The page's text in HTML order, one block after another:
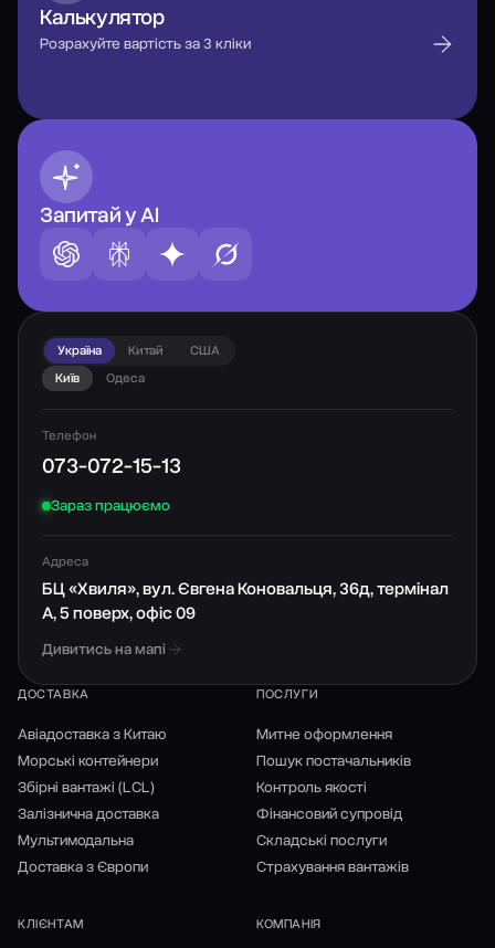
Калькулятор
Розрахуйте вартість за 3 кліки
Запитай у AI
Україна Китай
США
Київ
Одеса
Телефон
073-072-15-13
Зараз працюємо
Адреса
БЦ «Хвиля», вул. Євгена Коновальця, 36д, термінал
А, 5 поверх, офіс 09
Дивитись на мапі
ДОСТАВКА
Авіадоставка з Китаю
Морські контейнери
Збірні вантажі (LCL)
Залізнична доставка
Мультимодальна
Доставка з Європи
ПОСЛУГИ
Митне оформлення
Пошук постачальників
Контроль якості
Фінансовий супровід
Складські послуги
Страхування вантажів
КЛІЄНТАМ КОМПАНІЯ